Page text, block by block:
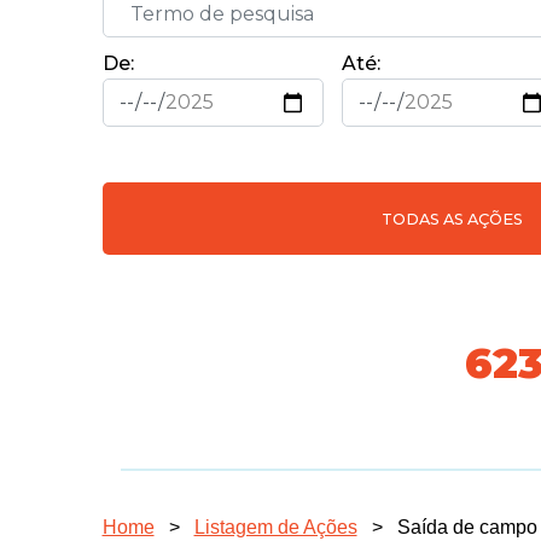
De: Até:
TODAS AS AÇÕES
Home > Listagem de Ações > Saída de